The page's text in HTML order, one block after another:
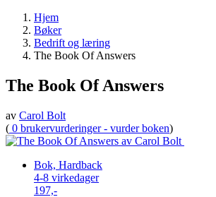
Hjem
Bøker
Bedrift og læring
The Book Of Answers
The Book Of Answers
av Carol Bolt
( 0 brukervurderinger - vurder boken)
Bok, Hardback
4-8 virkedager
197,-